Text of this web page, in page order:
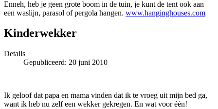
Enneh, heb je geen grote boom in de tuin, je kunt de tent ook aan
een waslijn, parasol of pergola hangen. www.hanginghouses.com
Kinderwekker
Details
Gepubliceerd: 20 juni 2010
Ik geloof dat papa en mama vinden dat ik te vroeg uit mijn bed ga,
want ik heb nu zelf een wekker gekregen. En wat voor één!